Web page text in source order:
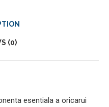
(0)
esentiala a oricarui